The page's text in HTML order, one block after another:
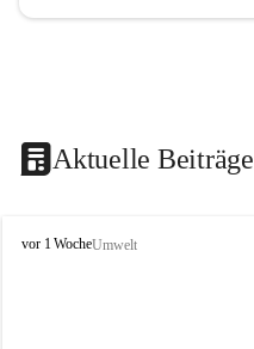
Aktuelle Beiträge
V
vor 1 WocheUmwelt